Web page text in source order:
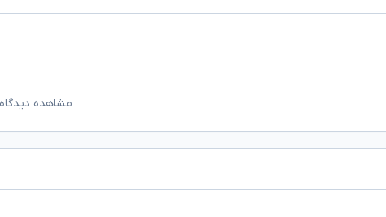
مشاهده